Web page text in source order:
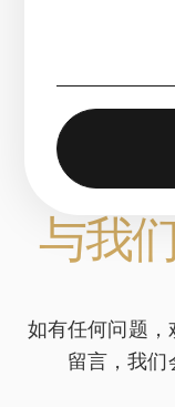
与我
如有任何问题，
留言，我们